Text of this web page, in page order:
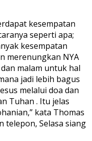
kesempatan
seperti apa;
kesempatan
merenungkan NYA
malam untuk hal
jadi lebih bagus
melalui doa dan
Tuhan . Itu jelas
kata Thomas
telepon, Selasa siang